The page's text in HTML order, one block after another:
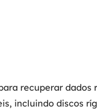
recuperar dados
incluindo discos